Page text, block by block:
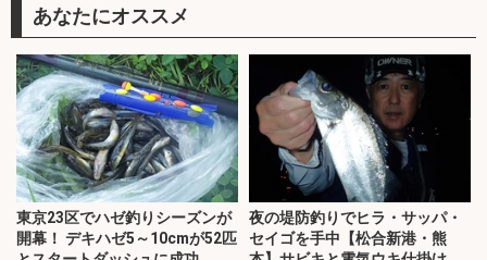
あなたにオススメ
東京23区でハゼ釣りシーズンが
開幕！ デキハゼ5～10cmが52匹
夜の堤防釣りでヒラ・サッパ・
セイゴを手中【松合新港・熊